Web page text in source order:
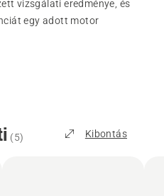
vizsgálati eredménye, és
egy adott motor
(5) Kibontás